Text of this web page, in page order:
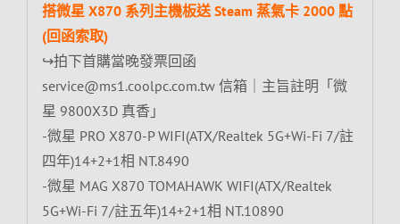
搭微星 X870 系列主機板送 Steam 蒸氣卡 2000 點
(回函索取)
↪拍下首購當晚發票回函
service@ms1.coolpc.com.tw 信箱｜主旨註明「微
星 9800X3D 真香」
-微星 PRO X870-P WIFI(ATX/Realtek 5G+Wi-Fi 7/註
四年)14+2+1相 NT.8490
-微星 MAG X870 TOMAHAWK WIFI(ATX/Realtek
5G+Wi-Fi 7/註五年)14+2+1相 NT.10890